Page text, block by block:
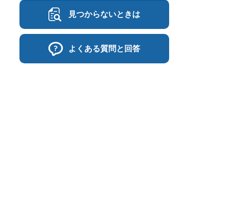
見つからないときは
よくある質問と回答